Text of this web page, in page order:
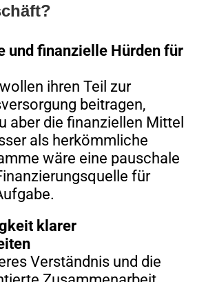
und finanzielle Hürden für
ihren Teil zur
beitragen,
aber die finanziellen Mittel
als herkömmliche
wäre eine pauschale
für
klarer
Verständnis und die